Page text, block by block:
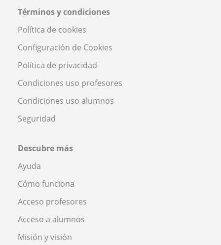
Términos y condiciones
Política de cookies
Configuración de Cookies
Política de privacidad
Condiciones uso profesores
Condiciones uso alumnos
Seguridad
Descubre más
Ayuda
Cómo funciona
Acceso profesores
Acceso a alumnos
Misión y visión